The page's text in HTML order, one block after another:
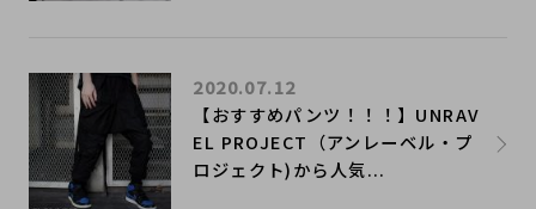
​【おすすめパンツ！！！】UNRAV
EL PROJECT（アンレーベル・プ
ロジェクト)から人気...
2020.07.12